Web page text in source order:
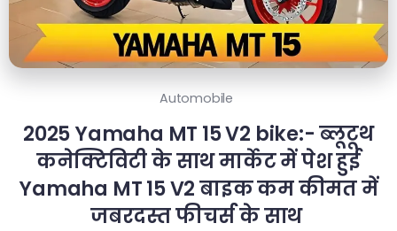
Automobile
2025 Yamaha MT 15 V2 bike:- ब्लूटूथ
कनेक्टिविटी के साथ मार्केट में पेश हुई
Yamaha MT 15 V2 बाइक कम कीमत में
जबरदस्त फीचर्स के साथ